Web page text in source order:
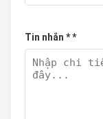
Tin nhắn * *